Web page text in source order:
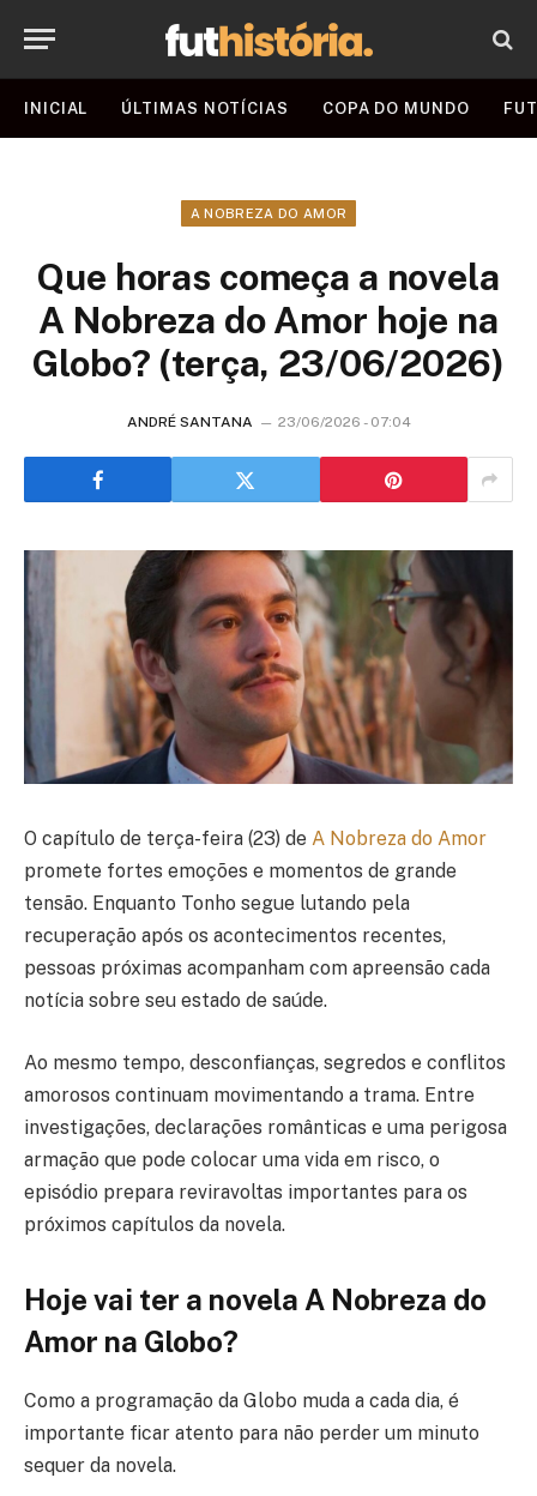
INICIAL ÚLTIMAS NOTÍCIAS COPA DO MUNDO
A NOBREZA DO AMOR
Que horas começa a novela
A Nobreza do Amor hoje na
Globo? (terça, 23/06/2026)
ANDRÉ SANTANA 23/06/2026 - 07:04
O capítulo de terça-feira (23) de A Nobreza do Amor
promete fortes emoções e momentos de grande
tensão. Enquanto Tonho segue lutando pela
recuperação após os acontecimentos recentes,
pessoas próximas acompanham com apreensão cada
notícia sobre seu estado de saúde.
Ao mesmo tempo, desconfianças, segredos e conflitos
amorosos continuam movimentando a trama. Entre
investigações, declarações românticas e uma perigosa
armação que pode colocar uma vida em risco, o
episódio prepara reviravoltas importantes para os
próximos capítulos da novela.
Hoje vai ter a novela A Nobreza do
Amor na Globo?
Como a programação da Globo muda a cada dia, é
importante ficar atento para não perder um minuto
sequer da novela.